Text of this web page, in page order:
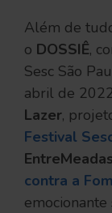
Além de
o DOSSIÊ,
Sesc São
abril de
Lazer,
Festival
EntreMeadas
contra a